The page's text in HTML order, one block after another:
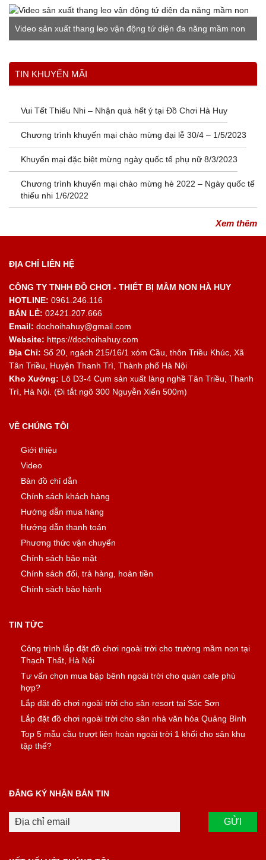
Video sản xuất thang leo vận động tứ diện đa năng mầm non
Xem thêm
TIN KHUYẾN MÃI
Vui Tết Thiếu Nhi – Nhận quà hết ý tại Đồ Chơi Hà Huy
Chương trình khuyến mại chào mừng đại lễ 30/4 – 1/5/2023
Khuyến mại đặc biệt mừng ngày quốc tế phụ nữ 8/3/2023
Chương trình khuyến mại chào mừng hè 2022 – Ngày quốc tế
thiếu nhi 1/6/2022
Xem thêm
ĐỊA CHỈ LIÊN HỆ
CÔNG TY TNHH ĐỒ CHƠI - THIẾT BỊ MẦM NON HÀ HUY
HOTLINE: 0961.246.116
BÁN LẺ: 02421.207.666
Email: dochoihahuy@gmail.com
Website: https://dochoihahuy.com
Địa Chỉ: Số 20, ngách 215/16/1 xóm Cầu, thôn Triều Khúc, Xã
Tân Triều, Huyện Thanh Trì, Thành phố Hà Nội
Kho Xưởng: Lô D3-4 Cụm sản xuất làng nghề Tân Triều, Thanh
Trì, Hà Nội. (Đi tắt ngõ 300 Nguyễn Xiển 500m)
VỀ CHÚNG TÔI
Giới thiệu
Video
Bản đồ chỉ dẫn
Chính sách khách hàng
Hướng dẫn mua hàng
Hướng dẫn thanh toán
Phương thức vận chuyển
Chính sách bảo mật
Chính sách đổi, trả hàng, hoàn tiền
Chính sách bảo hành
TIN TỨC
Công trình lắp đặt đồ chơi ngoài trời cho trường mầm non tại
Thạch Thất, Hà Nội
Tư vấn chọn mua bập bênh ngoài trời cho quán cafe phù
hợp?
Lắp đặt đồ chơi ngoài trời cho sân resort tại Sóc Sơn
Lắp đặt đồ chơi ngoài trời cho sân nhà văn hóa Quảng Bình
Top 5 mẫu cầu trượt liên hoàn ngoài trời 1 khối cho sân khu
tập thể?
ĐĂNG KÝ NHẬN BẢN TIN